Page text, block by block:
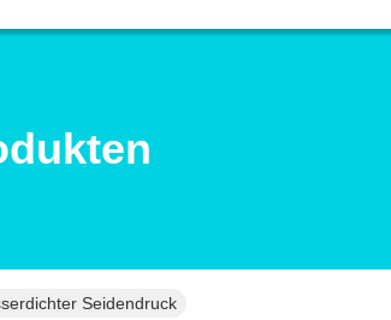
Seidendruck